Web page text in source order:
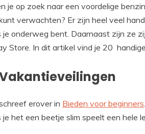
je op zoek naar een voordelige
verwachten? Er zijn heel veel
je onderweg bent. Daarnaast zijn ze
Store. In dit artikel vind je 20
erover in Bieden voor beginners
je het een beetje slim speelt een hele